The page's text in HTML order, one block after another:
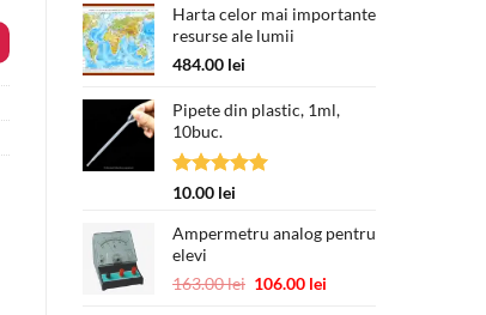
fost:
280.00 lei.
230.00 lei.
Harta celor mai importante
resurse ale lumii
484.00 lei
Pipete din plastic, 1ml,
10buc.
Evaluat la
10.00 lei
Ampermetru analog pentru
elevi
163.00lei Prețul
106.00 lei